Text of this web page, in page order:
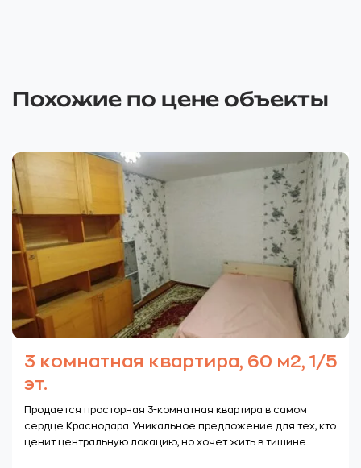
Похожие по цене объекты
3 комнатная квартира, 60 м2, 1/5
эт.
Продается просторная 3-комнатная квартира в самом
сердце Краснодара. Уникальное предложение для тех, кто
ценит центральную локацию, но хочет жить в тишине.